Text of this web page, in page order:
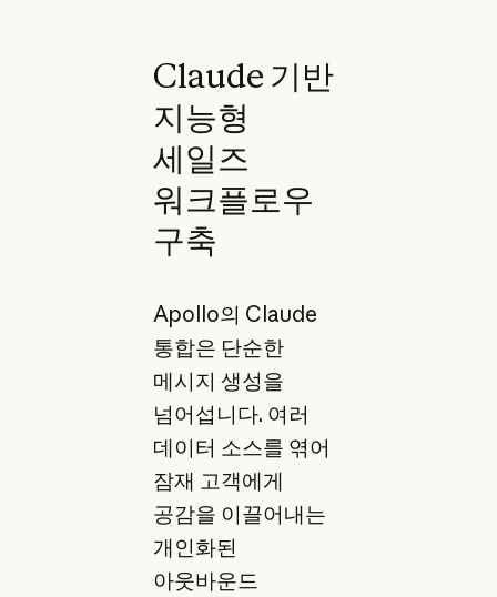
Claude 기반
지능형
세일즈
워크플로우
구축
Apollo의 Claude
통합은 단순한
메시지 생성을
넘어섭니다. 여러
데이터 소스를 엮어
잠재 고객에게
공감을 이끌어내는
개인화된
아웃바운드